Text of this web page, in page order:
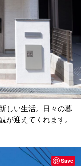
しい生活。日々の暮
が迎えてくれます。
Save